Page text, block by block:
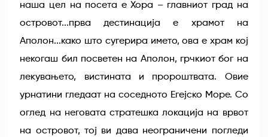
наша цел на посета е Хора – главниот град на
островот...прва дестинација е храмот на
Аполон...како што сугерира името, ова е храм кој
некогаш бил посветен на Аполон, грчкиот бог на
лекувањето, вистината и пророштвата. Овие
урнатини гледаат на соседното Егејско Море. Со
оглед на неговата стратешка локација на врвот
на островот, тој ви дава неограничени погледи